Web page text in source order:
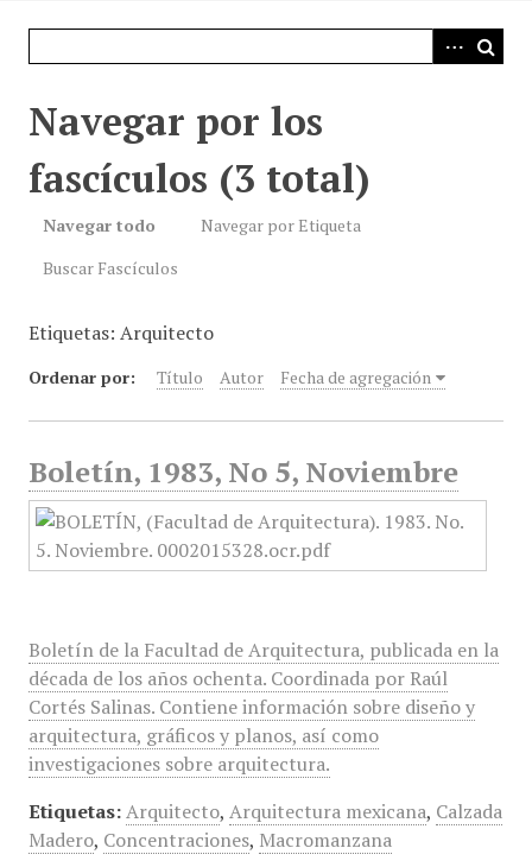
Navegar por los
fascículos (3 total)
Navegar todo
Navegar por Etiqueta
Buscar Fascículos
Etiquetas: Arquitecto
Ordenar por: Título Autor Fecha de agregación
Boletín, 1983, No 5, Noviembre
Boletín de la Facultad de Arquitectura, publicada en la
década de los años ochenta. Coordinada por Raúl
Cortés Salinas. Contiene información sobre diseño y
arquitectura, gráficos y planos, así como
investigaciones sobre arquitectura.
Etiquetas: Arquitecto, Arquitectura mexicana, Calzada
Madero, Concentraciones, Macromanzana